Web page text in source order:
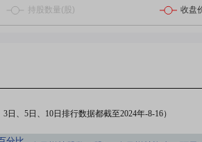
3日、5日、10日排行数据都截至2024年-8-16）